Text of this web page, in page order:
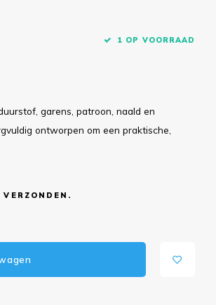
1 OP VOORRAAD
garens, patroon, naald en
ontworpen om een ​​praktische,